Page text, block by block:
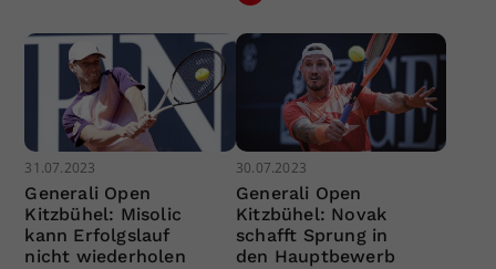
31.07.2023
Generali Open
Kitzbühel: Misolic
kann Erfolgslauf
nicht wiederholen
30.07.2023
Generali Open
Kitzbühel: Novak
schafft Sprung in
den Hauptbewerb